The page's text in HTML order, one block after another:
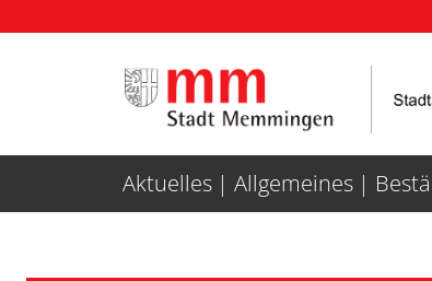
Weiter zur Navigation Weiter zum Inhalt
Aktuelles Allgemeines